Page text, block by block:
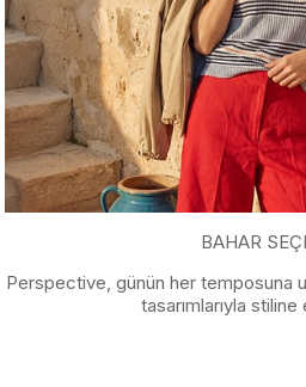
BAHAR
Perspective, günün her temposuna
tasarımlarıyla